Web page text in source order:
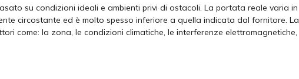
su condizioni ideali e ambienti privi di ostacoli. La portata reale varia in
circostante ed è molto spesso inferiore a quella indicata dal fornitore. La
come: la zona, le condizioni climatiche, le interferenze elettromagnetiche,